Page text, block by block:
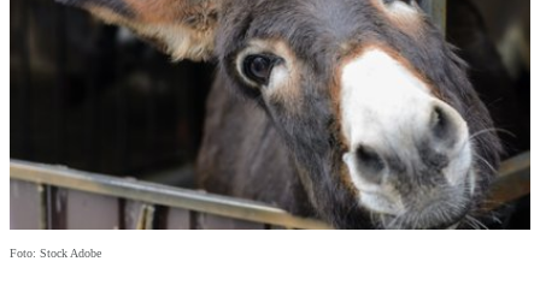
Foto: Stock Adobe